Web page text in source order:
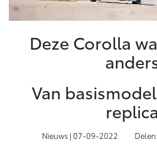
Strikwerda Private Lease
Contact en Route
Vacatures
HYBRIDE
Vanaf € 23.750,-
Yaris Cross
HYBRIDE
Werkplaatsafspraak
Diensten
Zakelijk
Deze Corolla
Van
replica
Nieuws | 07-09-2022 Delen: